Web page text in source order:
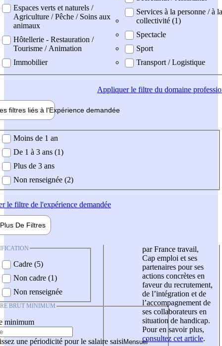
Espaces verts et naturels /
Agriculture / Pêche / Soins aux
animaux
Hôtellerie - Restauration /
Tourisme / Animation
Immobilier
Services à la personne / à la
collectivité (1)
Spectacle
Sport
Transport / Logistique
Appliquerle filtre du domaine
filtres liés à l'Expérience demandée
demandée
Moins de 1 an
De 1 à 3 ans (1)
Plus de 3 ans
Non renseignée (2)
le filtre de l'expérience demandée
Plus De Filtres
Cadre (5)
Non cadre (1)
Non renseignée
BRUT MINIMUM
minimum
une périodicité pour le salaire saisi
par France travail,
Cap emploi et ses
partenaires pour ses
actions concrètes en
faveur du recrutement,
de l’intégration et de
l’accompagnement de
ses collaborateurs en
situation de handicap.
Pour en savoir plus,
consultez cet article.